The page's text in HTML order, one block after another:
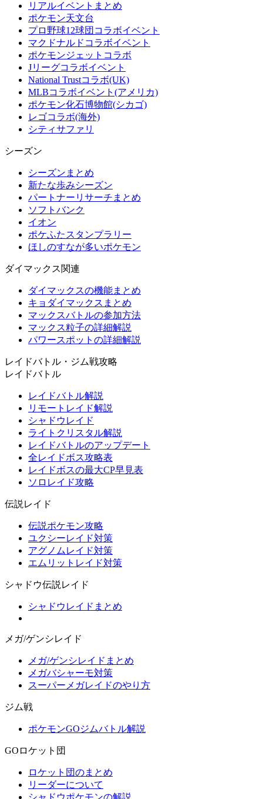
リアルイベントまとめ
ポケモン天文台
プロ野球12球団コラボイベント
マクドナルドコラボイベント
ポケモンジェットコラボ
Jリーグコラボイベント
National Trustコラボ(UK)
MLBコラボイベント(アメリカ)
ポケモン化石博物館(シカゴ)
レゴコラボ(海外)
シティサファリ
シーズン
シーズンまとめ
新たな歩みシーズン
パートナーリサーチまとめ
ソフトバンク
イオン
ポケふたスタンプラリー
ほしのすなが多いポケモン
ダイマックス関連
ダイマックスの機能まとめ
キョダイマックスまとめ
マックスバトルの参加方法
マックス粒子の詳細解説
パワースポットの詳細解説
レイドバトル・ジム戦攻略
レイドバトル
レイドバトル解説
リモートレイド解説
シャドウレイド
ライトクリスタル解説
レイドバトルのアップデート
全レイドボス攻略表
レイドボスの最大CP早見表
ソロレイド攻略
伝説レイド
伝説ポケモン攻略
ユクシーレイド対策
アグノムレイド対策
エムリットレイド対策
シャドウ伝説レイド
シャドウレイドまとめ
メガ/ゲンシレイド
メガ/ゲンシレイドまとめ
メガバシャーモ対策
スーパーメガレイドのやり方
ジム戦
ポケモンGOジムバトル解説
GOロケット団
ロケット団のまとめ
リーダーについて
シャドウポケモンの解説